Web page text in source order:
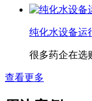
纯化水设备运
很多药企在选
查看更多